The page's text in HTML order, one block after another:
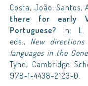
Costa, João; Santos,
there for early
Portuguese? In: L.
eds., New directions
languages in the
Tyne: Cambridge
978-1-4438-2123-0.